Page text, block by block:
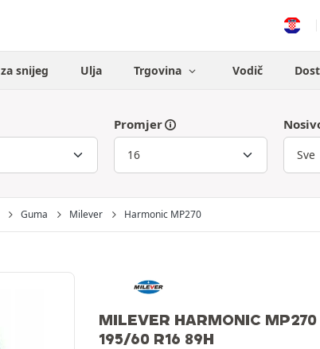
snijeg Ulja Trgovina Vodič
Promjer
Guma Milever Harmonic MP270
MILEVER HARMONIC MP270
195/60 R16 89H